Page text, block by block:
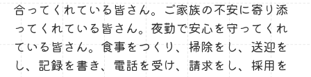
合ってくれている皆さん。ご家族の不安に寄り添
ってくれている皆さん。夜勤で安心を守ってくれ
ている皆さん。食事をつくり、掃除をし、送迎を
し、記録を書き、電話を受け、請求をし、採用を